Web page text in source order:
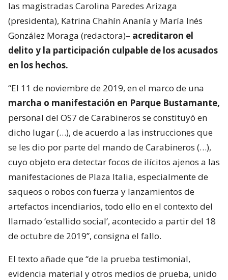
las magistradas Carolina Paredes Arizaga
(presidenta), Katrina Chahín Ananía y María Inés
González Moraga (redactora)– acreditaron el
delito y la participación culpable de los acusados
en los hechos.
“El 11 de noviembre de 2019, en el marco de una
marcha o manifestación en Parque Bustamante,
personal del OS7 de Carabineros se constituyó en
dicho lugar (…), de acuerdo a las instrucciones que
se les dio por parte del mando de Carabineros (…),
cuyo objeto era detectar focos de ilícitos ajenos a las
manifestaciones de Plaza Italia, especialmente de
saqueos o robos con fuerza y lanzamientos de
artefactos incendiarios, todo ello en el contexto del
llamado ‘estallido social’, acontecido a partir del 18
de octubre de 2019”, consigna el fallo.
El texto añade que “de la prueba testimonial,
evidencia material y otros medios de prueba, unido